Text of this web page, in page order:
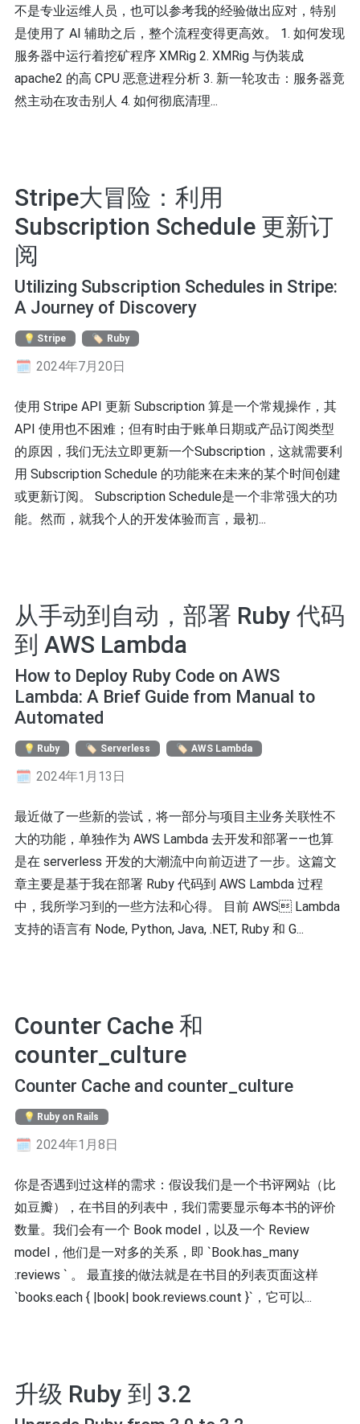
不是专业运维人员，也可以参考我的经验做出应对，特别
是使用了 AI 辅助之后，整个流程变得更高效。 1. 如何发现
服务器中运行着挖矿程序 XMRig 2. XMRig 与伪装成
apache2 的高 CPU 恶意进程分析 3. 新一轮攻击：服务器竟
然主动在攻击别人 4. 如何彻底清理...
Stripe大冒险：利用
Subscription Schedule 更新订
阅
Utilizing Subscription Schedules in Stripe:
A Journey of Discovery
Stripe Ruby
2024年7月20日
使用 Stripe API 更新 Subscription 算是一个常规操作，其
API 使用也不困难；但有时由于账单日期或产品订阅类型
的原因，我们无法立即更新一个Subscription，这就需要利
用 Subscription Schedule 的功能来在未来的某个时间创建
或更新订阅。 Subscription Schedule是一个非常强大的功
能。然而，就我个人的开发体验而言，最初...
从手动到自动，部署 Ruby 代码
到 AWS Lambda
How to Deploy Ruby Code on AWS
Lambda: A Brief Guide from Manual to
Automated
Ruby Serverless AWS Lambda
2024年1月13日
最近做了一些新的尝试，将一部分与项目主业务关联性不
大的功能，单独作为 AWS Lambda 去开发和部署——也算
是在 serverless 开发的大潮流中向前迈进了一步。这篇文
章主要是基于我在部署 Ruby 代码到 AWS Lambda 过程
中，我所学习到的一些方法和心得。 目前 AWS Lambda
支持的语言有 Node, Python, Java, .NET, Ruby 和 G...
Counter Cache 和
counter_culture
Counter Cache and counter_culture
Ruby on Rails
2024年1月8日
你是否遇到过这样的需求：假设我们是一个书评网站（比
如豆瓣），在书目的列表中，我们需要显示每本书的评价
数量。我们会有一个 Book model，以及一个 Review
model，他们是一对多的关系，即 `Book.has_many
:reviews ` 。 最直接的做法就是在书目的列表页面这样
`books.each { |book| book.reviews.count }`，它可以...
升级 Ruby 到 3.2